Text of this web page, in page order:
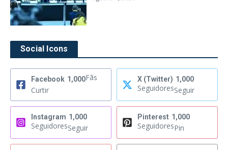
Social Icons
Facebook 1,000Fãs
Curtir
X (Twitter) 1,000
SeguidoresSeguir
Instagram 1,000
SeguidoresSeguir
Pinterest 1,000
SeguidoresPin